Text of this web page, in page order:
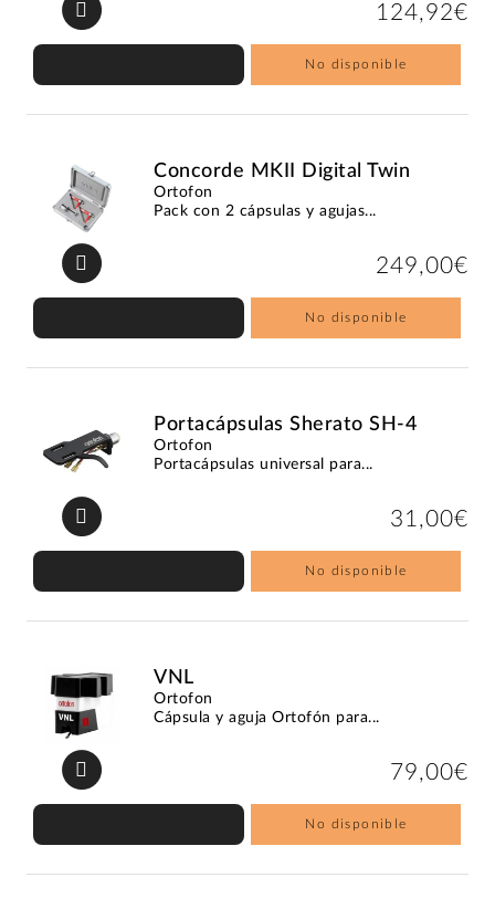
124,92€
No disponible
Concorde MKII Digital Twin
Ortofon
Pack con 2 cápsulas y agujas...
249,00€
No disponible
Portacápsulas Sherato SH-4
Ortofon
Portacápsulas universal para...
31,00€
No disponible
VNL
Ortofon
Cápsula y aguja Ortofón para...
79,00€
No disponible